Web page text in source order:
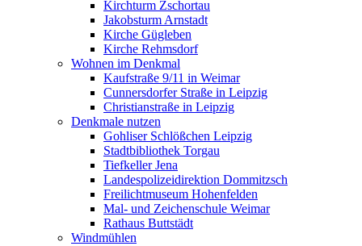
Kirchturm Zschortau
Jakobsturm Arnstadt
Kirche Gügleben
Kirche Rehmsdorf
Wohnen im Denkmal
Kaufstraße 9/11 in Weimar
Cunnersdorfer Straße in Leipzig
Christianstraße in Leipzig
Denkmale nutzen
Gohliser Schlößchen Leipzig
Stadtbibliothek Torgau
Tiefkeller Jena
Landespolizeidirektion Dommitzsch
Freilichtmuseum Hohenfelden
Mal- und Zeichenschule Weimar
Rathaus Buttstädt
Windmühlen